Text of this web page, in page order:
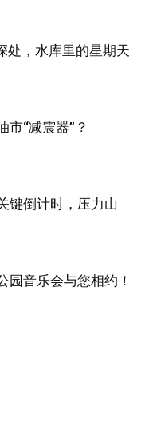
处，水库里的星期天
市“减震器”？
键倒计时，压力山
园音乐会与您相约！